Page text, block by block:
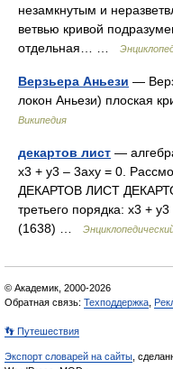
незамкнутым и
ветвью кривой
отдельная… …
Верзьера Аньези —
локон Аньези) плоская
Википедия
декартов лист —
х3 + у3 – 3аху = 0.
ДЕКАРТОВ ЛИСТ
третьего порядка: х3 +
(1638) …
© Академик, 2000-2026
Обратная связь: Техподдержка
👣 Путешествия
Экспорт словарей на сайты ,